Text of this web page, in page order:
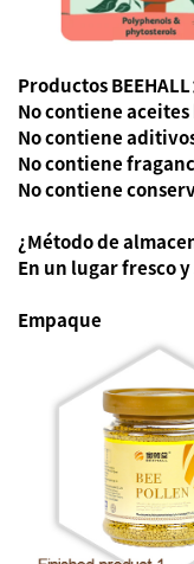
Productos BEEHALL
No contiene
No contiene
No contiene
No contiene
¿Método de
En un lugar fresco
Empaque